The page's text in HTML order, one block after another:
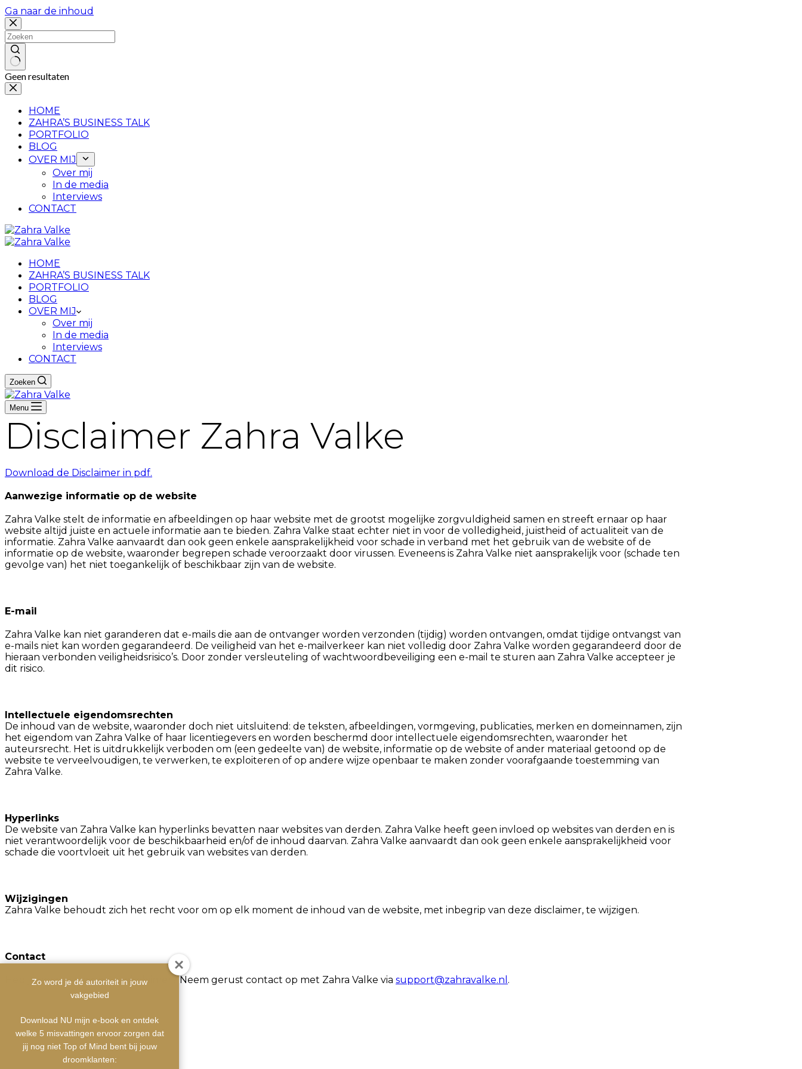
Ga naar de inhoud
Geen resultaten
HOME
ZAHRA’S BUSINESS TALK
PORTFOLIO
BLOG
OVER MIJ
Over mij
In de media
Interviews
CONTACT
HOME
ZAHRA’S BUSINESS TALK
PORTFOLIO
BLOG
OVER MIJ
Over mij
In de media
Interviews
CONTACT
Zoeken
Menu
Disclaimer Zahra Valke
Download de Disclaimer in pdf.
Aanwezige informatie op de website
Zahra Valke stelt de informatie en afbeeldingen op haar website met de grootst mogelijke zorgvuldigheid samen en streeft ernaar op haar
website altijd juiste en actuele informatie aan te bieden. Zahra Valke staat echter niet in voor de volledigheid, juistheid of actualiteit van de
informatie. Zahra Valke aanvaardt dan ook geen enkele aansprakelijkheid voor schade in verband met het gebruik van de website of de
informatie op de website, waaronder begrepen schade veroorzaakt door virussen. Eveneens is Zahra Valke niet aansprakelijk voor (schade ten
gevolge van) het niet toegankelijk of beschikbaar zijn van de website.
E-mail
Zahra Valke kan niet garanderen dat e-mails die aan de ontvanger worden verzonden (tijdig) worden ontvangen, omdat tijdige ontvangst van
e-mails niet kan worden gegarandeerd. De veiligheid van het e-mailverkeer kan niet volledig door Zahra Valke worden gegarandeerd door de
hieraan verbonden veiligheidsrisico’s. Door zonder versleuteling of wachtwoordbeveiliging een e-mail te sturen aan Zahra Valke accepteer je
dit risico.
Intellectuele eigendomsrechten
De inhoud van de website, waaronder doch niet uitsluitend: de teksten, afbeeldingen, vormgeving, publicaties, merken en domeinnamen, zijn
het eigendom van Zahra Valke of haar licentiegevers en worden beschermd door intellectuele eigendomsrechten, waaronder het
auteursrecht. Het is uitdrukkelijk verboden om (een gedeelte van) de website, informatie op de website of ander materiaal getoond op de
website te verveelvoudigen, te verwerken, te exploiteren of op andere wijze openbaar te maken zonder voorafgaande toestemming van
Zahra Valke.
Hyperlinks
De website van Zahra Valke kan hyperlinks bevatten naar websites van derden. Zahra Valke heeft geen invloed op websites van derden en is
niet verantwoordelijk voor de beschikbaarheid en/of de inhoud daarvan. Zahra Valke aanvaardt dan ook geen enkele aansprakelijkheid voor
schade die voortvloeit uit het gebruik van websites van derden.
Wijzigingen
Zahra Valke behoudt zich het recht voor om op elk moment de inhoud van de website, met inbegrip van deze disclaimer, te wijzigen.
Contact
Heb je vragen over deze disclaimer? Neem gerust contact op met Zahra Valke via support@zahravalke.nl .
Zo word je dé autoriteit in jouw
vakgebied
Download NU mijn e-book en ontdek
welke 5 misvattingen ervoor zorgen dat
jij nog niet Top of Mind bent bij jouw
droomklanten: